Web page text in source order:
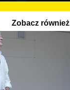
Zobacz również